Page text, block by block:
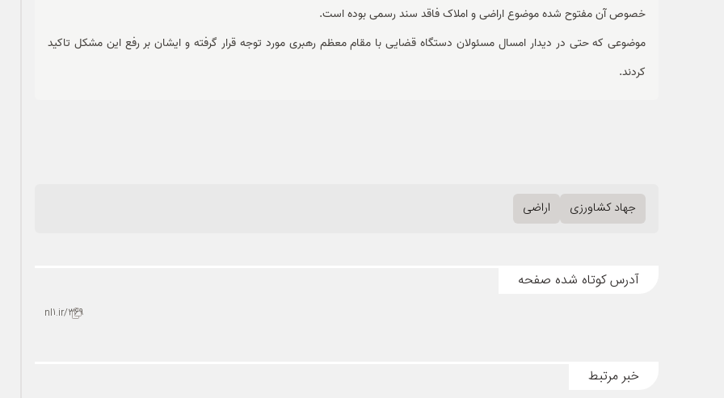
خصوص آن مفتوح شده موضوع اراضی و املاک فاقد سند رسمی بوده است.
موضوعی که حتی در دیدار امسال مسئولان دستگاه قضایی با مقام معظم رهبری مورد توجه قرار گرفته و ایشان بر رفع این مشکل تاکید
کردند.
جهاد کشاورزی اراضی
آدرس کوتاه شده صفحه
nl1.ir/369
خبر مرتبط